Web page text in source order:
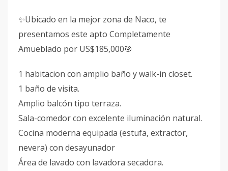
✨Ubicado en la mejor zona de Naco, te
presentamos este apto Completamente
Amueblado por US$185,000🎯
1 habitacion con amplio baño y walk-in closet.
1 baño de visita.
Amplio balcón tipo terraza.
Sala-comedor con excelente iluminación natural.
Cocina moderna equipada (estufa, extractor,
nevera) con desayunador
Área de lavado con lavadora secadora.